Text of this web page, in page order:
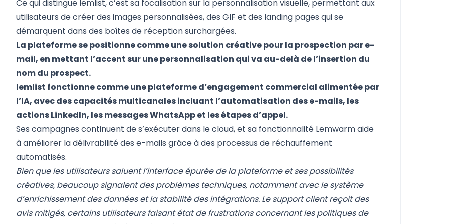
Ce qui distingue lemlist, c’est sa focalisation sur la personnalisation visuelle, permettant aux
utilisateurs de créer des images personnalisées, des GIF et des landing pages qui se
démarquent dans des boîtes de réception surchargées.
La plateforme se positionne comme une solution créative pour la prospection par e-
mail, en mettant l’accent sur une personnalisation qui va au-delà de l’insertion du
nom du prospect.
lemlist fonctionne comme une plateforme d’engagement commercial alimentée par
l’IA, avec des capacités multicanales incluant l’automatisation des e-mails, les
actions LinkedIn, les messages WhatsApp et les étapes d’appel.
Ses campagnes continuent de s’exécuter dans le cloud, et sa fonctionnalité Lemwarm aide
à améliorer la délivrabilité des e-mails grâce à des processus de réchauffement
automatisés.
Bien que les utilisateurs saluent l’interface épurée de la plateforme et ses possibilités
créatives, beaucoup signalent des problèmes techniques, notamment avec le système
d’enrichissement des données et la stabilité des intégrations. Le support client reçoit des
avis mitigés, certains utilisateurs faisant état de frustrations concernant les politiques de